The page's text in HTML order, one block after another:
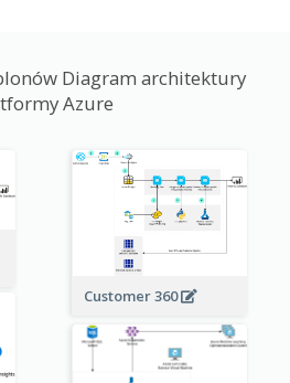
Diagram architektury
Azure
Customer 360